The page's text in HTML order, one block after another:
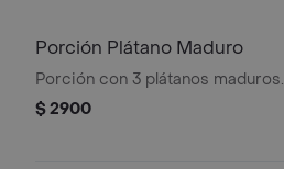
Porción Plátano Maduro
Porción con 3 plátanos maduros.
$ 2900